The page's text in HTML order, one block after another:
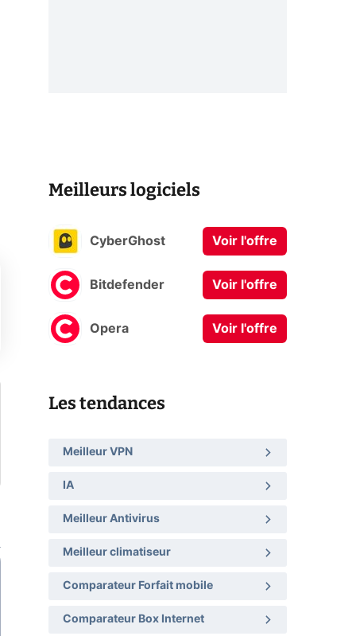
Meilleurs logiciels
CyberGhost Voir l'offre
Bitdefender Voir l'offre
Opera Voir l'offre
Les tendances
Meilleur VPN
IA
Meilleur Antivirus
Meilleur climatiseur
Comparateur Forfait mobile
Comparateur Box Internet